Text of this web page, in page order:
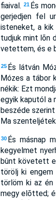
fiaival. 21 És
gerjedjen fel
isteneket, a
tudjuk mint lõn
vetettem, és e
25 És látván
Mózes a tábor
nékik: Ezt
egyik kaputól a
beszéde
Ma
30 És másnap
kegyelmet
bûnt követett
törölj ki
törlöm ki az én
megy elõtted;